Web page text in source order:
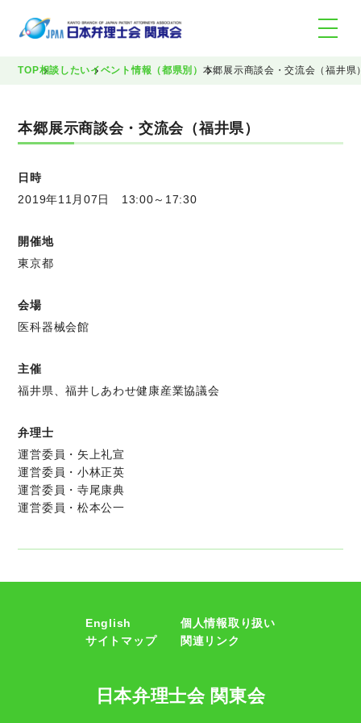
TOP相談したいイベント情報（都県別） 本郷展示商談会・交流会（福井県
本郷展示商談会・交流会（福井県）
日時
2019年11月07日 13:00～17:30
開催地
東京都
会場
医科器械会館
主催
福井県、福井しあわせ健康産業協議会
弁理士
運営委員・矢上礼宣
運営委員・小林正英
運営委員・寺尾康典
運営委員・松本公一
English
個人情報取り扱い
サイトマップ
関連リンク
日本弁理士会 関東会